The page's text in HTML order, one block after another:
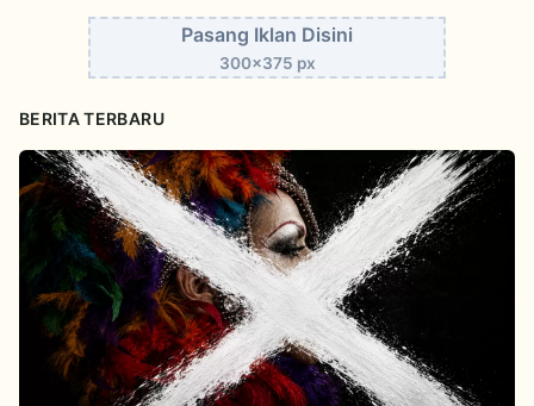
Pasang Iklan Disini
300x375 px
BERITA TERBARU